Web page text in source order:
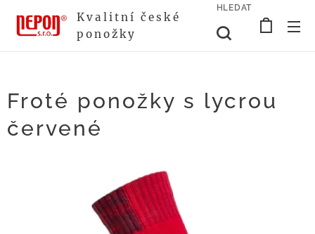
Kvalitní české
ponožky
HLEDAT
Froté ponožky s lycrou
červené